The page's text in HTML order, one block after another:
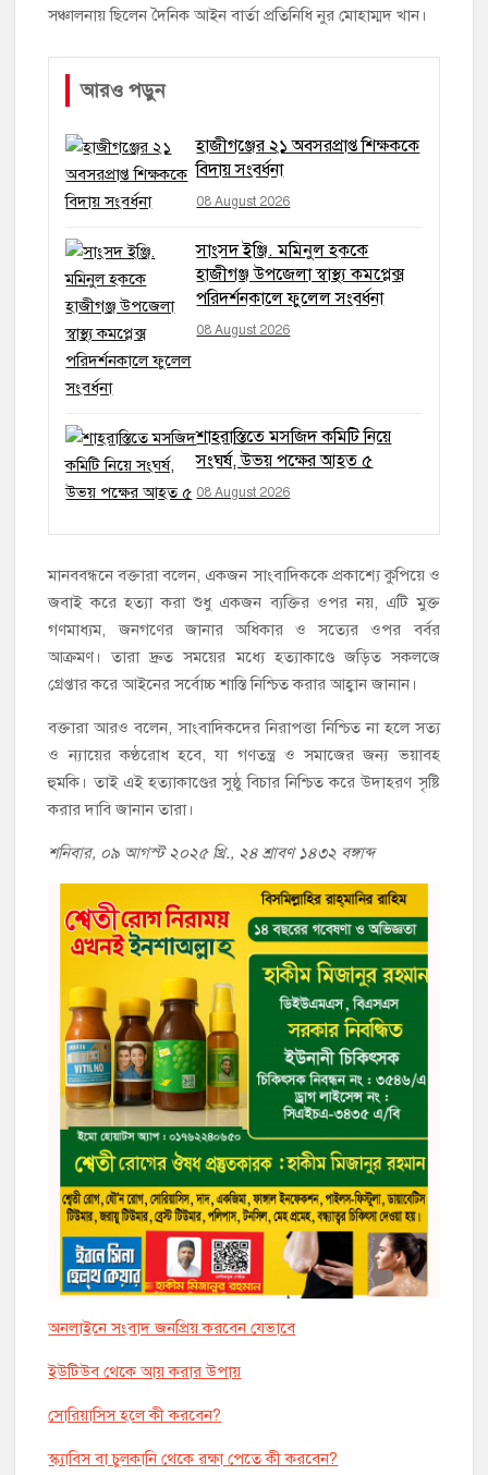
সঞ্চালনায় ছিলেন দৈনিক আইন বার্তা প্রতিনিধি নুর মোহাম্মদ খান।
আরও পড়ুন
হাজীগঞ্জের ২১ অবসরপ্রাপ্ত শিক্ষককে
বিদায় সংবর্ধনা
08 August 2026
সাংসদ ইঞ্জি. মমিনুল হককে
হাজীগঞ্জ উপজেলা স্বাস্থ্য কমপ্লেক্স
পরিদর্শনকালে ফুলেল সংবর্ধনা
08 August 2026
শাহরাস্তিতে মসজিদ কমিটি নিয়ে
সংঘর্ষ, উভয় পক্ষের আহত ৫
08 August 2026
মানববন্ধনে বক্তারা বলেন, একজন সাংবাদিককে প্রকাশ্যে কুপিয়ে ও
জবাই করে হত্যা করা শুধু একজন ব্যক্তির ওপর নয়, এটি মুক্ত
গণমাধ্যম, জনগণের জানার অধিকার ও সত্যের ওপর বর্বর
আক্রমণ। তারা দ্রুত সময়ের মধ্যে হত্যাকাণ্ডে জড়িত সকলজে
গ্রেপ্তার করে আইনের সর্বোচ্চ শাস্তি নিশ্চিত করার আহ্বান জানান।
বক্তারা আরও বলেন, সাংবাদিকদের নিরাপত্তা নিশ্চিত না হলে সত্য
ও ন্যায়ের কণ্ঠরোধ হবে, যা গণতন্ত্র ও সমাজের জন্য ভয়াবহ
হুমকি। তাই এই হত্যাকাণ্ডের সুষ্ঠু বিচার নিশ্চিত করে উদাহরণ সৃষ্টি
করার দাবি জানান তারা।
শনিবার, ০৯ আগস্ট ২০২৫ খ্রি., ২৪ শ্রাবণ ১৪৩২ বঙ্গাব্দ
অনলাইনে সংবাদ জনপ্রিয় করবেন যেভাবে
ইউটিউব থেকে আয় করার উপায়
সোরিয়াসিস হলে কী করবেন?
স্ক্যাবিস বা চুলকানি থেকে রক্ষা পেতে কী করবেন?